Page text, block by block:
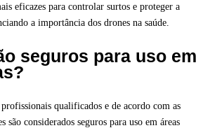
eficazes para controlar surtos e proteger a
a importância dos drones na saúde.
seguros para uso em
qualificados e de acordo com as
são considerados seguros para uso em áreas